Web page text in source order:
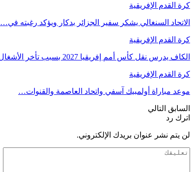
كرة القدم الإفريقية
الاتحاد السنغالي يشكر سفير الجزائر بدكار ويؤكد رغبته في…
كرة القدم الإفريقية
الكاف يدرس نقل كأس أمم إفريقيا 2027 بسبب تأخر الأشغال…
كرة القدم الإفريقية
موعد مباراة أولمبيك آسفي واتحاد العاصمة والقنوات…
السابق التالي
اترك رد
لن يتم نشر عنوان بريدك الإلكتروني.